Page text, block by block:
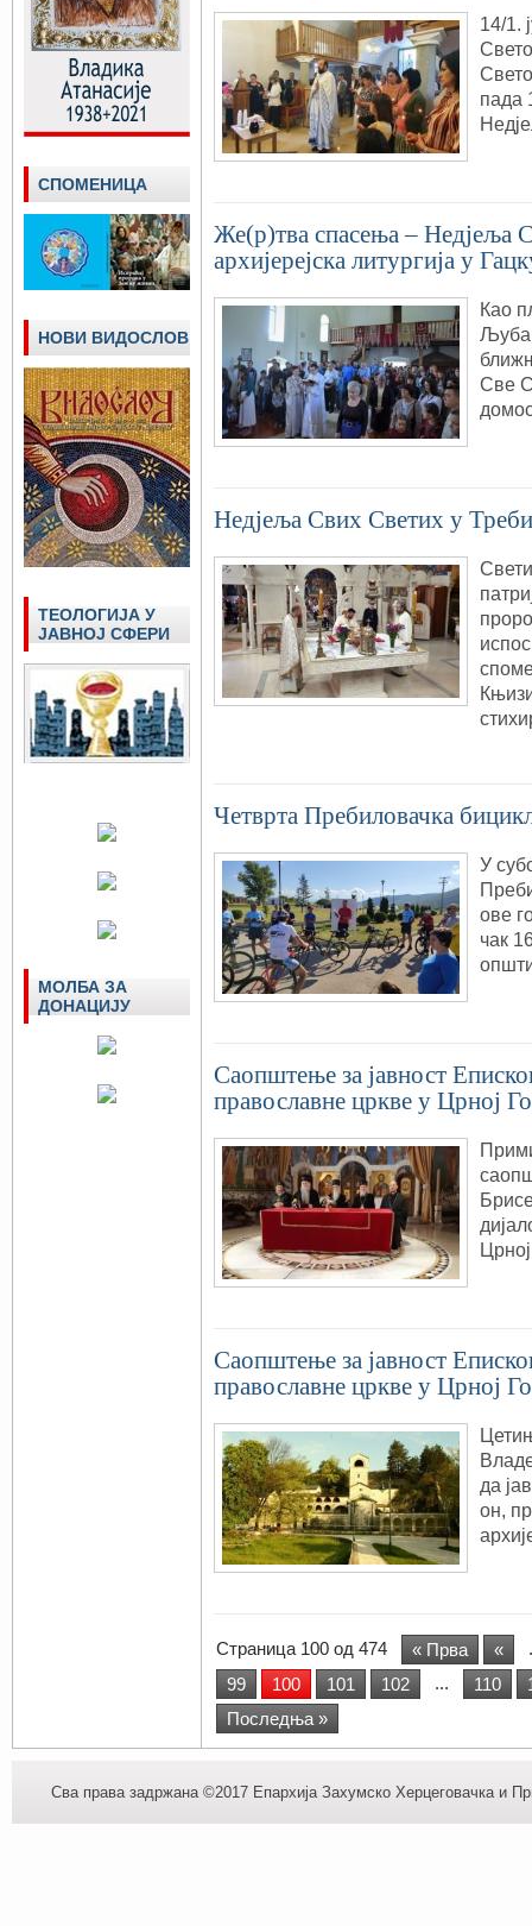
14/1.
пада
Же(р)тва спасења – Недјеља
архијерејска литургија у
Као
Све
Недјеља Свих Светих у
Четврта Пребиловачка
У
ове
чак
Саопштење за јавност
православне цркве у Црној
Саопштење за јавност
православне цркве у Црној
да
он,
Страница 100 од 474 « Прва «
99
100 101 102 ... 110
Последња »
СПОМЕНИЦА
НОВИ ВИДОСЛОВ
ТЕОЛОГИЈА У
ЈАВНОЈ СФЕРИ
МОЛБА ЗА
ДОНАЦИЈУ
Сва права задржана ©2017 Епархија Захумско Херцеговачка и